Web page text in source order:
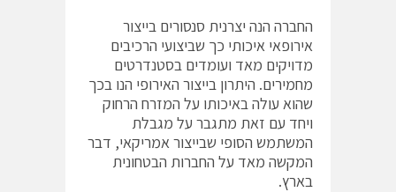
החברה הנה יצרנית סנסורים בייצור
אירופאי איכותי כך שביצועי הרכיבים
מדויקים מאד ועומדים בסטנדרטים
מחמירים. היתרון בייצור האירופי הנו בכך
שהוא עולה באיכותו על המזרח הרחוק
ויחד עם זאת מתגבר על מגבלת
המשתמש הסופי שבייצור אמריקאי, דבר
המקשה מאד על החברות הבטחונית
בארץ.